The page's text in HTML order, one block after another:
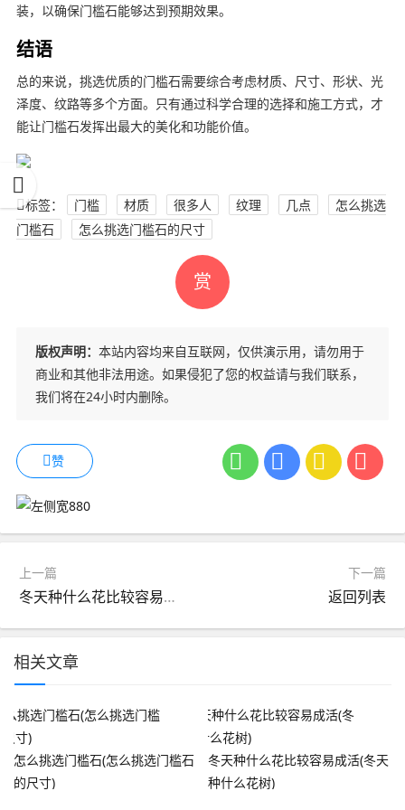
装，以确保门槛石能够达到预期效果。
结语
总的来说，挑选优质的门槛石需要综合考虑材质、尺寸、形状、光
泽度、纹路等多个方面。只有通过科学合理的选择和施工方式，才
能让门槛石发挥出最大的美化和功能价值。
标签： 门槛 材质 很多人 纹理 几点
怎么挑选
门槛石
怎么挑选门槛石的尺寸
赏
版权声明： 本站内容均来自互联网，仅供演示用，请勿用于
商业和其他非法用途。如果侵犯了您的权益请与我们联系，
我们将在24小时内删除。
赞
上一篇
冬天种什么花比较容易成活(冬天种什么花树)
下一篇
返回列表
相关文章
怎么挑选门槛石(怎么挑选门槛石
的尺寸)
冬天种什么花比较容易成活(冬天
种什么花树)